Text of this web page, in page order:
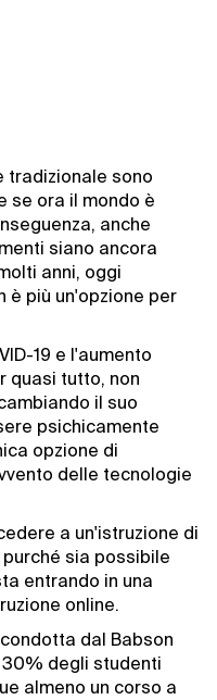
tradizionale sono
se ora il mondo è
anche
siano ancora
anni, oggi
è più un'opzione per
19 e l'aumento
quasi tutto, non
il suo
psichicamente
opzione di
delle tecnologie
a un'istruzione di
sia possibile
entrando in una
online.
condotta dal Babson
30% degli studenti
almeno un corso a